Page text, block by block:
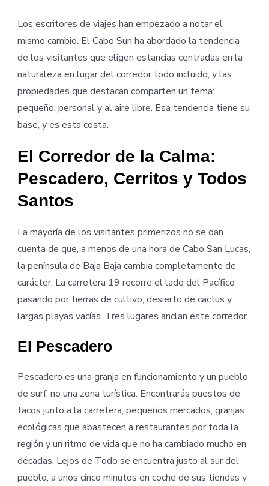
Los escritores de viajes han empezado a notar el
mismo cambio. El Cabo Sun ha abordado la tendencia
de los visitantes que eligen estancias centradas en la
naturaleza en lugar del corredor todo incluido, y las
propiedades que destacan comparten un tema:
pequeño, personal y al aire libre. Esa tendencia tiene su
base, y es esta costa.
El Corredor de la Calma:
Pescadero, Cerritos y Todos
Santos
La mayoría de los visitantes primerizos no se dan
cuenta de que, a menos de una hora de Cabo San Lucas,
la península de Baja Baja cambia completamente de
carácter. La carretera 19 recorre el lado del Pacífico
pasando por tierras de cultivo, desierto de cactus y
largas playas vacías. Tres lugares anclan este corredor.
El Pescadero
Pescadero es una granja en funcionamiento y un pueblo
de surf, no una zona turística. Encontrarás puestos de
tacos junto a la carretera, pequeños mercados, granjas
ecológicas que abastecen a restaurantes por toda la
región y un ritmo de vida que no ha cambiado mucho en
décadas. Lejos de Todo se encuentra justo al sur del
pueblo, a unos cinco minutos en coche de sus tiendas y